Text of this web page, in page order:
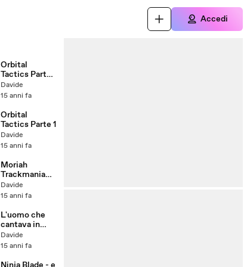
Accedi
Orbital
Tactics Parte
2
Davide
15 anni fa
Orbital
Tactics Parte 1
Davide
15 anni fa
Moriah
Trackmania
WR remixed
Davide
15 anni fa
L'uomo che
cantava in
Ciclette
Davide
15 anni fa